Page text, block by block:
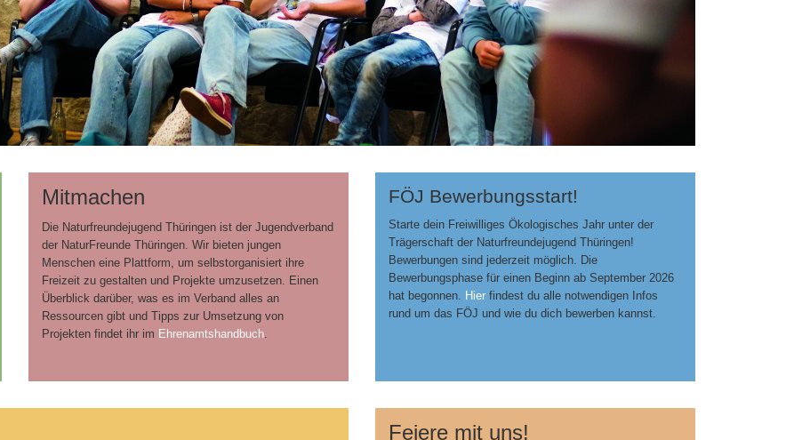
Mitmachen
Die Naturfreundejugend Thüringen ist der Jugendverband
der NaturFreunde Thüringen. Wir bieten jungen
Menschen eine Plattform, um selbstorganisiert ihre
Freizeit zu gestalten und Projekte umzusetzen. Einen
Überblick darüber, was es im Verband alles an
Ressourcen gibt und Tipps zur Umsetzung von
Projekten findet ihr im Ehrenamtshandbuch
FÖJ Bewerbungsstart!
Starte dein Freiwilliges Ökologisches Jahr unter der
Trägerschaft der Naturfreundejugend Thüringen!
Bewerbungen sind jederzeit möglich. Die
Bewerbungsphase für einen Beginn ab September 2026
hat begonnen. Hier findest du alle notwendigen Infos
rund um das FÖJ und wie du dich bewerben kannst.
Feiere mit uns!